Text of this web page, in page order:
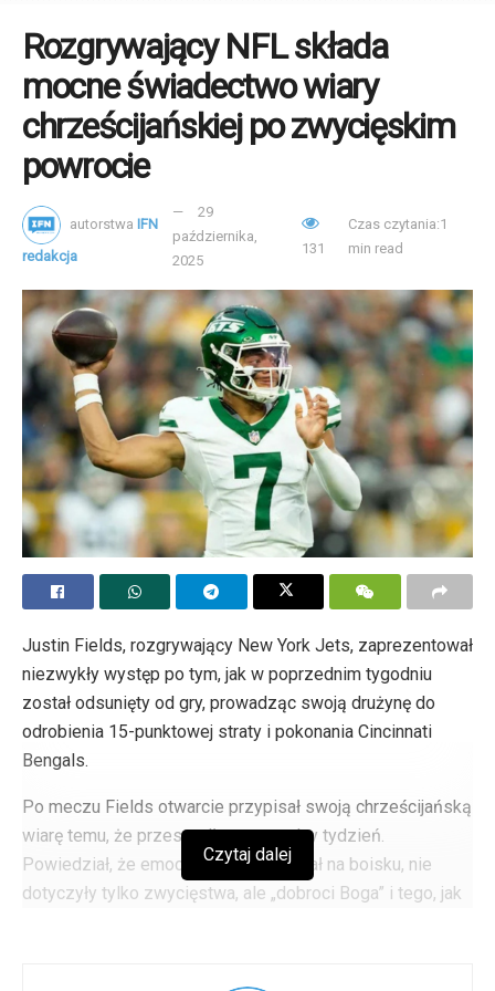
Rozgrywający NFL składa
mocne świadectwo wiary
chrześcijańskiej po zwycięskim
powrocie
autorstwa IFN
redakcja
29
października,
2025
131
Czas czytania:1
min read
Justin Fields, rozgrywający New York Jets, zaprezentował
niezwykły występ po tym, jak w poprzednim tygodniu
został odsunięty od gry, prowadząc swoją drużynę do
odrobienia 15-punktowej straty i pokonania Cincinnati
Bengals.
Po meczu Fields otwarcie przypisał swoją chrześcijańską
wiarę temu, że przeszedł przez trudny tydzień.
Powiedział, że emocje, które odczuwał na boisku, nie
dotyczyły tylko zwycięstwa, ale „dobroci Boga” i tego, jak
Czytaj dalej